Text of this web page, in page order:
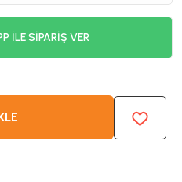
İLE SİPARİŞ VER